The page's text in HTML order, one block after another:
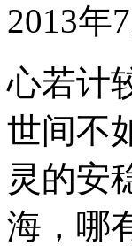
2013年
心若计
世间不
灵的安
海，哪